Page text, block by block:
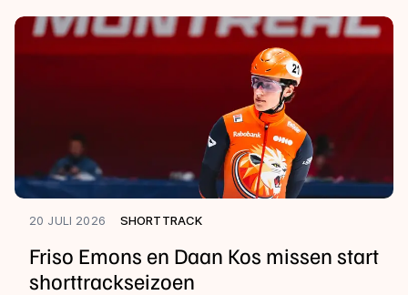
20 JULI 2026 SHORTTRACK
Friso Emons en Daan Kos missen start
shorttrackseizoen